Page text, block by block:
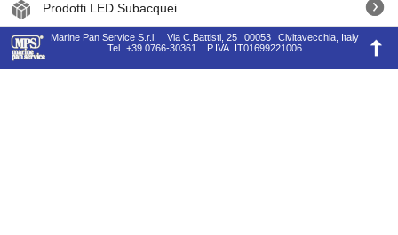
Prodotti LED Subacquei
Marine Pan Service S.r.l. Via C.Battisti, 25 00053
Civitavecchia, Italy
Tel.
+39 0766-30361 P.IVA IT01699221006